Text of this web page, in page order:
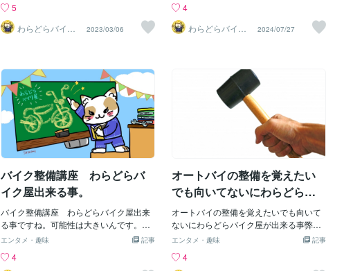
がかかるその辺んが難しいですねそこで
趣味のバイクいじりのは好きな工具を！
どうぞ！！！
や個性を表現するために重要な要素でも
あります。
ください （タイヤを押してみて様子を見
る） などなん事でもお答えします（調べ
ます）
5
わらどらバイク
屋
2023/03/06
ずっと工賃が高くなるんです。え？？？
プロなんだからそれを見込みの値段だ
せ？そうですね。だからいくらぐらいか
ですね。そうするとお客さんは見積もり
の安い方へお客さん逃げちゃうんです。
ココで困る訳です。さあ！貴方ならどう
します。じつはこれは大問題で！整備料
を安くするって整備士の給料をさげる行
為なのです。又かいてみたいです。いっ
たん見積もりをだしたらその値段でやら
4
わらどらバイク
屋
2024/07/27
バイク整備講座 わらどらバ
イク屋出来る事。
バイク整備講座 わらどらバイク屋出来
る事ですね。可能性は大きいんです。で
も？教えて差し上げる知識はあるんです
る事。すぐ。限界がくる例えば。ネット
記事
エンタメ・趣味
4
オートバイの整備を覚えたい
でも向いてないにわらどらバ
イク屋
オートバイの整備を覚えたいでも向いて
ないにわらどらバイク屋が出来る事弊社
の出来る事は。整備のコツ。をアドバイ
をねじ切らない基本。
記事
エンタメ・趣味
4